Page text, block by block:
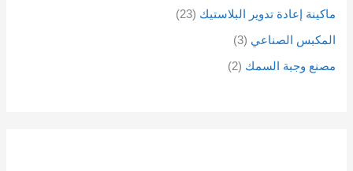
ماكينة إعادة تدوير البلاستيك 23
المكبس الصناعي 3
مصنع وجبة السمك 2